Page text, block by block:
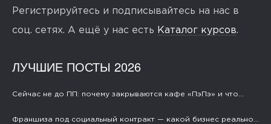
Регистрируйтесь и подписывайтесь на нас в
соц. сетях. А ещё у нас есть Каталог курсов.
ЛУЧШИЕ ПОСТЫ 2026
Сейчас не до ПП: почему закрываются кафе «ПэПэ» и что...
Франшиза под социальный контракт — какой бизнес реально...